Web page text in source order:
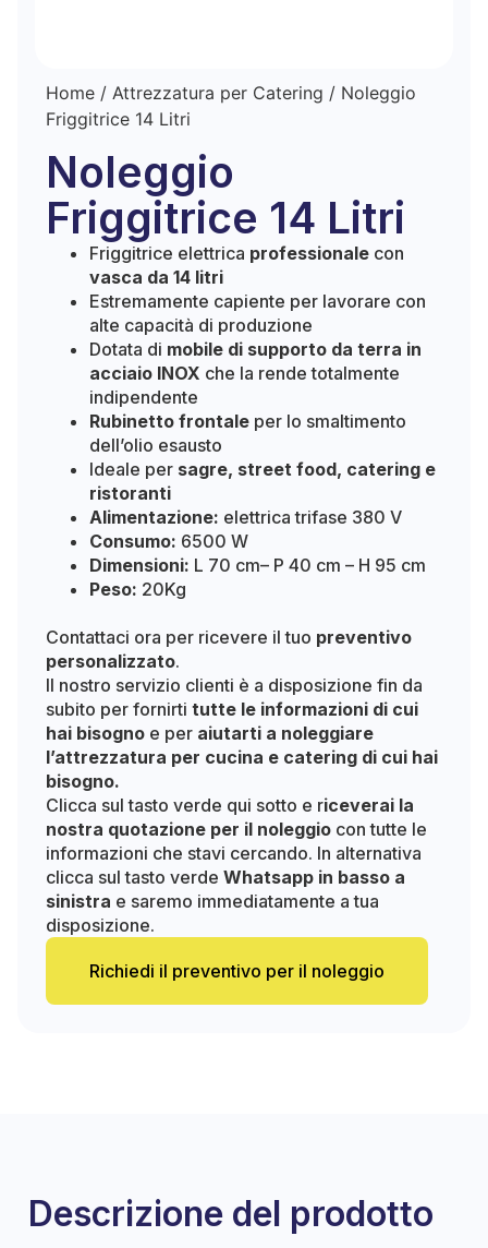
Home / Attrezzatura per Catering / Noleggio
Friggitrice 14 Litri
Noleggio
Friggitrice 14 Litri
Friggitrice elettrica professionale con
vasca da 14 litri
Estremamente capiente per lavorare con
alte capacità di produzione
Dotata di mobile di supporto da terra in
acciaio INOX che la rende totalmente
indipendente
Rubinetto frontale per lo smaltimento
dell’olio esausto
Ideale per sagre, street food, catering e
ristoranti
Alimentazione: elettrica trifase 380 V
Consumo: 6500 W
Dimensioni: L 70 cm– P 40 cm – H 95 cm
Peso: 20Kg
Contattaci ora per ricevere il tuo preventivo
personalizzato.
Il nostro servizio clienti è a disposizione fin da
subito per fornirti tutte le informazioni di cui
hai bisogno e per aiutarti a noleggiare
l’attrezzatura per cucina e catering di cui hai
bisogno.
Clicca sul tasto verde qui sotto e riceverai la
nostra quotazione per il noleggio con tutte le
informazioni che stavi cercando. In alternativa
clicca sul tasto verde Whatsapp in basso a
sinistra e saremo immediatamente a tua
disposizione.
Richiedi il preventivo per il noleggio
Descrizione del prodotto